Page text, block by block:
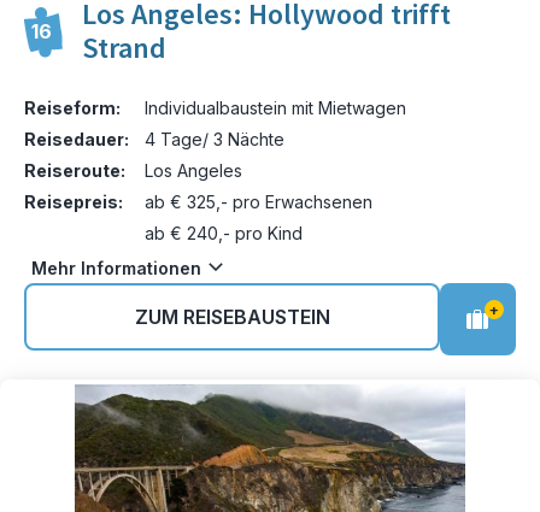
16
Los Angeles: Hollywood trifft
Strand
Reiseform:
Individualbaustein mit Mietwagen
Reisedauer:
4 Tage/ 3 Nächte
Reiseroute:
Los Angeles
Reisepreis:
ab € 325,- pro Erwachsenen
ab € 240,- pro Kind
Mehr Informationen
ZUM REISEBAUSTEIN +